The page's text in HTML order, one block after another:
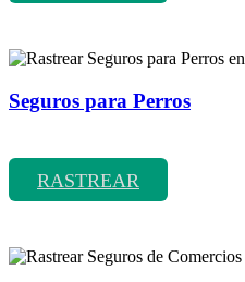
Seguros para Perros
RASTREAR